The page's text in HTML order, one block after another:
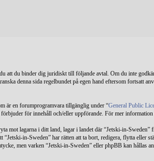
att du binder dig juridiskt till följande avtal. Om du inte
denna sida regelbundet på egen hand eftersom fortsatt
är en forumprogramvara tillgänglig under “General Public
för innehåll och/eller uppförande. För mer
mot lagarna i ditt land, lagar i landet där “Jetski-in-
in-Sweden” har rätten att ta bort, redigera, flytta eller
men varken “Jetski-in-Sweden” eller phpBB kan hållas